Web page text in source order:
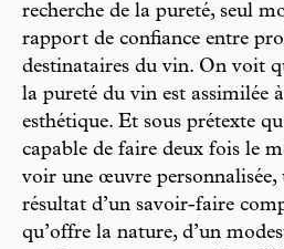
recherche de la pureté, seul
rapport de confiance entre
destinataires du vin. On voit
la pureté du vin est assimilée
esthétique. Et sous prétexte
capable de faire deux fois le
voir une œuvre personnalisée,
résultat d’un savoir-faire
qu’offre la nature, d’un